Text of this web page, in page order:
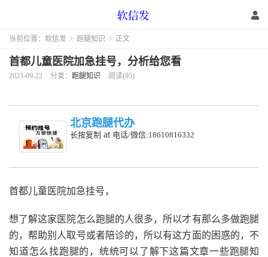
当前位置： 软信发 > 跑腿知识 > 正文
首都儿童医院加急挂号，分析给您看
2023-09-22 分类： 跑腿知识 阅读(95)
北京跑腿代办
长按复制 at 电话/微信:18610816332
首都儿童医院加急挂号，
想了解这家医院怎么跑腿的人很多，所以才有那么多做跑腿
的，帮助别人取号或者陪诊的，所以有这方面的困惑的，不
知道怎么找跑腿的，统统可以了解下这篇文章一些跑腿知